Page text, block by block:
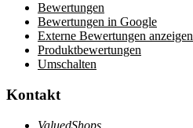
Bewertungen
Bewertungen in Google
Externe Bewertungen anzeigen
Produktbewertungen
Umschalten
Kontakt
ValuedShops